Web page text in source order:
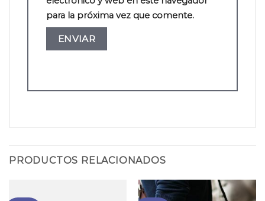
para la próxima vez que comente.
PRODUCTOS RELACIONADOS